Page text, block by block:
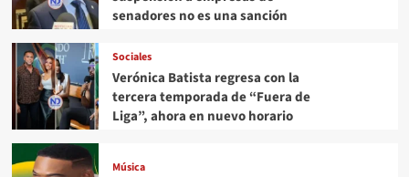
senadores no es una sanción
Sociales
Verónica Batista regresa con la
tercera temporada de “Fuera de
Liga”, ahora en nuevo horario
Música